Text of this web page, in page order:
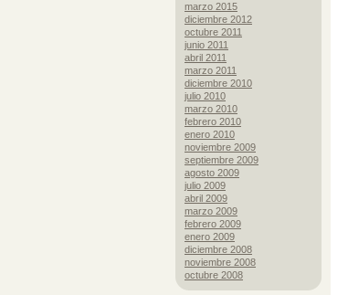
marzo 2015
diciembre 2012
octubre 2011
junio 2011
abril 2011
marzo 2011
diciembre 2010
julio 2010
marzo 2010
febrero 2010
enero 2010
noviembre 2009
septiembre 2009
agosto 2009
julio 2009
abril 2009
marzo 2009
febrero 2009
enero 2009
diciembre 2008
noviembre 2008
octubre 2008